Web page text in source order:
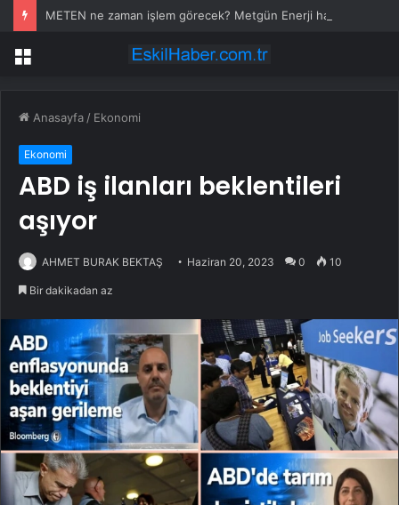
Menü
Anasayfa / Ekonomi
Ekonomi
ABD iş ilanları beklentileri
aşıyor
AHMET BURAK BEKTAŞ Haziran 20, 2023 0 10
Bir dakikadan az